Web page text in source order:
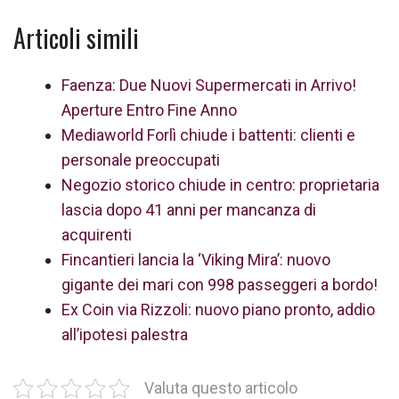
Articoli simili
Faenza: Due Nuovi Supermercati in Arrivo!
Aperture Entro Fine Anno
Mediaworld Forlì chiude i battenti: clienti e
personale preoccupati
Negozio storico chiude in centro: proprietaria
lascia dopo 41 anni per mancanza di
acquirenti
Fincantieri lancia la ‘Viking Mira’: nuovo
gigante dei mari con 998 passeggeri a bordo!
Ex Coin via Rizzoli: nuovo piano pronto, addio
all’ipotesi palestra
Valuta questo articolo